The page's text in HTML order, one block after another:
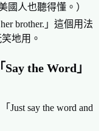
國人也聽得懂。）
brother.」這個用法
地用。
the Word」
Just say the word and